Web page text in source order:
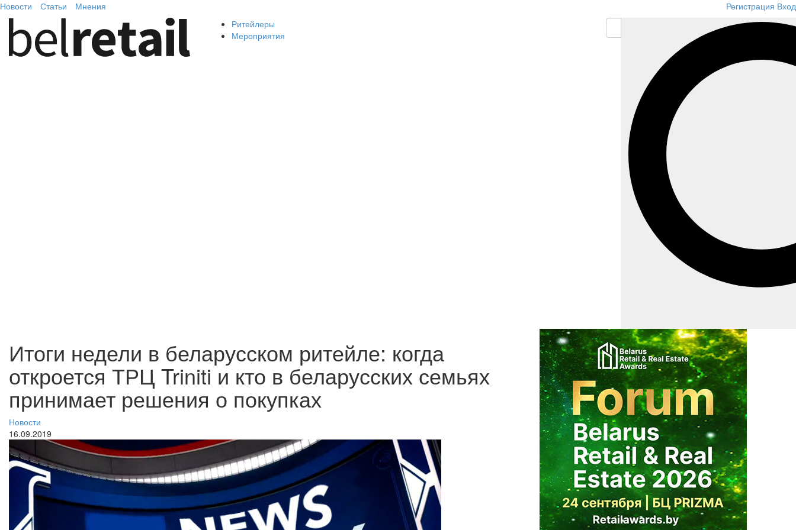
Новости Статьи Мнения Регистрация Вход
Ритейлеры
Мероприятия
Итоги недели в беларусском ритейле: когда
откроется ТРЦ Triniti и кто в беларусских семьях
принимает решения о покупках
Новости
16.09.2019